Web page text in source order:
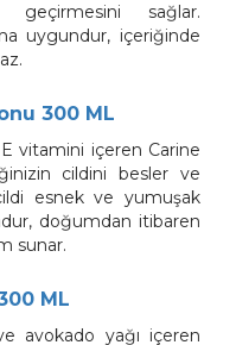
sağlar.
uygundur, içeriğinde
300 ML
vitamini içeren Carine
cildini besler ve
esnek ve yumuşak
doğumdan itibaren
sunar.
ML
avokado yağı içeren